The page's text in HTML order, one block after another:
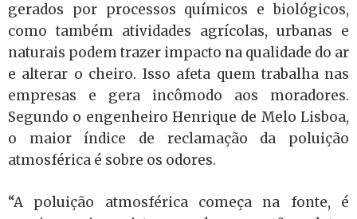
gerados por processos químicos e biológicos,
como também atividades agrícolas, urbanas e
naturais podem trazer impacto na qualidade do ar
e alterar o cheiro. Isso afeta quem trabalha nas
empresas e gera incômodo aos moradores.
Segundo o engenheiro Henrique de Melo Lisboa,
o maior índice de reclamação da poluição
atmosférica é sobre os odores.
“A poluição atmosférica começa na fonte, é